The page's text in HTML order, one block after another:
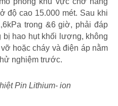
độ cao 15.000 mét. Sau khi
trong &6 giờ, phải đáp
bị hao hụt khối lượng, không
hoặc cháy và điện áp nằm
nghiệm trước.
Pin Lithium- ion